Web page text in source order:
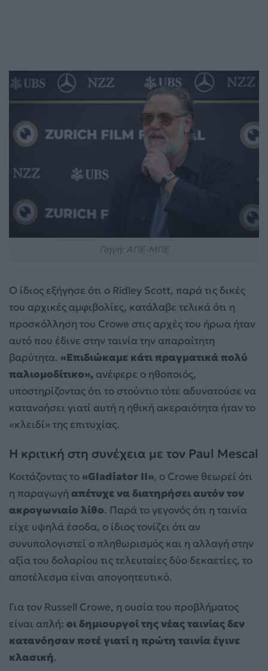
Ο ίδιος εξήγησε ότι ο Ridley Scott, παρά τις δικές
του αρχικές αμφιβολίες, κατάλαβε τελικά ότι η
προσκόλληση του Crowe στις αρχές του ήρωα ήταν
αυτό που έδινε στην ταινία την απαραίτητη
βαρύτητα. «Επιδιώκαμε κάτι πραγματικά πολύ
παλιομοδίτικο», ανέφερε ο ηθοποιός,
υποστηρίζοντας ότι το στούντιο τότε αδυνατούσε να
κατανοήσει γιατί αυτή η ηθική ακεραιότητα ήταν το
«κλειδί» της επιτυχίας.
Η κριτική στη συνέχεια με τον Paul Mescal
Κοιτάζοντας το«Gladiator II», ο Crowe θεωρεί ότι
η παραγωγή απέτυχε να διατηρήσει αυτόν τον
ακρογωνιαίο λίθο. Παρά το γεγονός ότι η ταινία
είχε υψηλά έσοδα, ο ίδιος τονίζει ότι αν
συνυπολογιστεί ο πληθωρισμός και η αλλαγή στην
αξία του δολαρίου τις τελευταίες δύο δεκαετίες, το
αποτέλεσμα είναι απογοητευτικό.
Για τον Russell Crowe, η ουσία του προβλήματος
είναι απλή: οι δημιουργοί της νέας ταινίας δεν
κατανόησαν ποτέ γιατί η πρώτη ταινία έγινε
κλασική.